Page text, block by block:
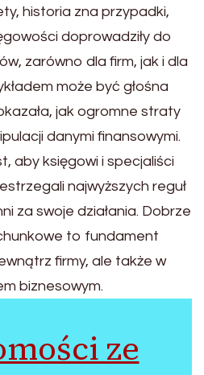
historia zna przypadki,
doprowadziły do
zarówno dla firm, jak i dla
może być głośna
jak ogromne straty
danymi finansowymi.
aby księgowi i specjaliści
najwyższych reguł
za swoje działania. Dobrze
to fundament
firmy, ale także w
biznesowym.
ze